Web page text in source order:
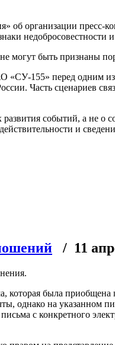
об организации пресс-
недобросовестности
могут быть признаны
«СУ-155» перед одним
Часть сценариев
событий, а не о
и
/ 11
которая была
однако на указанном
с конкретного